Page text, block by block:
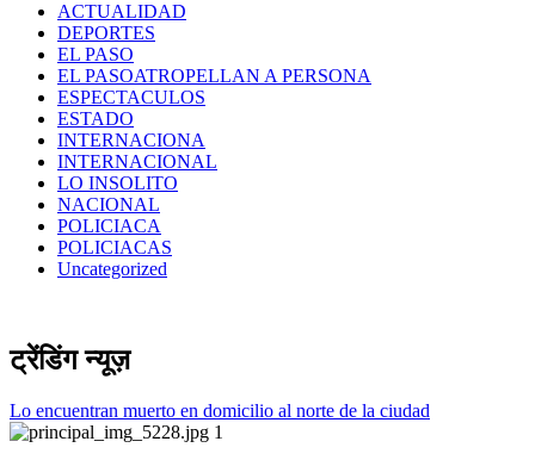
ACTUALIDAD
DEPORTES
EL PASO
EL PASOATROPELLAN A PERSONA
ESPECTACULOS
ESTADO
INTERNACIONA
INTERNACIONAL
LO INSOLITO
NACIONAL
POLICIACA
POLICIACAS
Uncategorized
ट्रेंडिंग न्यूज़
Lo encuentran muerto en domicilio al norte de la ciudad
1